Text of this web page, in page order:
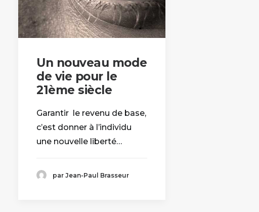
Un nouveau mode
de vie pour le
21ème siècle
Garantir le revenu de base,
c’est donner à l’individu
une nouvelle liberté…
par Jean-Paul Brasseur